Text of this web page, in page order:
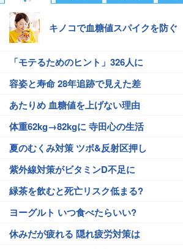
キノコで血糖値スパイクを防ぐ
「モテるためのヒント」326人に
容姿と寿命 28年追跡で見えた差
あたりめ 血糖値を上げない理由
体重62kg→82kgに 寺田心の生活
夏のむくみ対策 ツボ&反射区押し
紫外線対策がビタミンD不足に
緑茶を飲むと死亡リスク低まる?
ヨーグルト いつ食べたらいい?
休みだが疲れる 隠れ疲労対策は